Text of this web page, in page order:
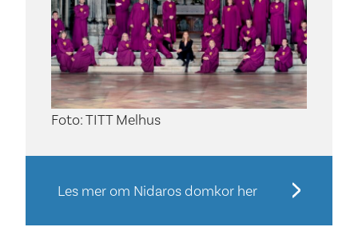
Foto: TITT Melhus
Les mer om Nidaros domkor her